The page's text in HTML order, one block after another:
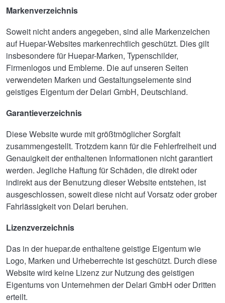
Markenverzeichnis
Soweit nicht anders angegeben, sind alle Markenzeichen
auf Huepar-Websites markenrechtlich geschützt. Dies gilt
insbesondere für Huepar-Marken, Typenschilder,
Firmenlogos und Embleme. Die auf unseren Seiten
verwendeten Marken und Gestaltungselemente sind
geistiges Eigentum der Delari GmbH, Deutschland.
Garantieverzeichnis
Diese Website wurde mit größtmöglicher Sorgfalt
zusammengestellt. Trotzdem kann für die Fehlerfreiheit und
Genauigkeit der enthaltenen Informationen nicht garantiert
werden. Jegliche Haftung für Schäden, die direkt oder
indirekt aus der Benutzung dieser Website entstehen, ist
ausgeschlossen, soweit diese nicht auf Vorsatz oder grober
Fahrlässigkeit von Delari beruhen.
Lizenzverzeichnis
Das in der huepar.de enthaltene geistige Eigentum wie
Logo, Marken und Urheberrechte ist geschützt. Durch diese
Website wird keine Lizenz zur Nutzung des geistigen
Eigentums von Unternehmen der Delari GmbH oder Dritten
erteilt.